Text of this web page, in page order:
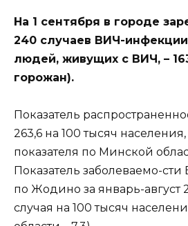
На 1 сентября в городе
240 случаев ВИЧ-
людей, живущих с ВИЧ, –
горожан).
Показатель
263,6 на 100 тысяч
показателя по Минской
Показатель заболеваемо-
по Жодино за январь-август
случая на 100 тысяч